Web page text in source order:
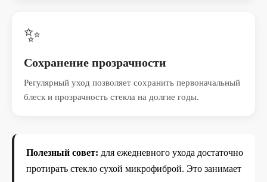
✨
Сохранение прозрачности
Регулярный уход позволяет сохранить первоначальный
блеск и прозрачность стекла на долгие годы.
Полезный совет: для ежедневного ухода достаточно
протирать стекло сухой микрофиброй. Это занимает